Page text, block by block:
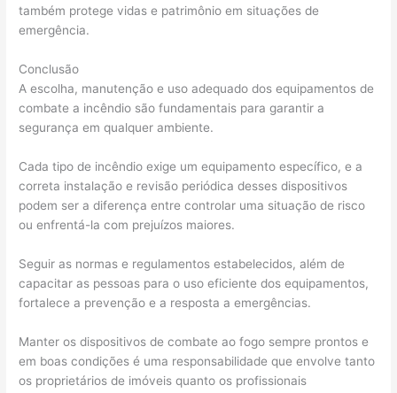
também protege vidas e patrimônio em situações de
emergência.
Conclusão
A escolha, manutenção e uso adequado dos equipamentos de
combate a incêndio são fundamentais para garantir a
segurança em qualquer ambiente.
Cada tipo de incêndio exige um equipamento específico, e a
correta instalação e revisão periódica desses dispositivos
podem ser a diferença entre controlar uma situação de risco
ou enfrentá-la com prejuízos maiores.
Seguir as normas e regulamentos estabelecidos, além de
capacitar as pessoas para o uso eficiente dos equipamentos,
fortalece a prevenção e a resposta a emergências.
Manter os dispositivos de combate ao fogo sempre prontos e
em boas condições é uma responsabilidade que envolve tanto
os proprietários de imóveis quanto os profissionais